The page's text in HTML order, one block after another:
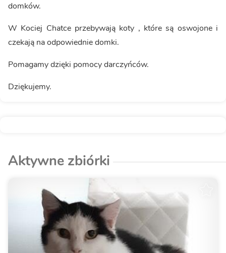
domków.
W Kociej Chatce przebywają koty , które są oswojone i
czekają na odpowiednie domki.
Pomagamy dzięki pomocy darczyńców.
Dziękujemy.
Aktywne zbiórki